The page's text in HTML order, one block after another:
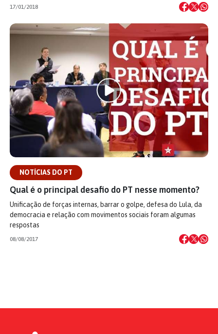
17/01/2018
NOTÍCIAS DO PT
Qual é o principal desafio do PT nesse momento?
Unificação de forças internas, barrar o golpe, defesa do Lula, da
democracia e relação com movimentos sociais foram algumas
respostas
08/08/2017